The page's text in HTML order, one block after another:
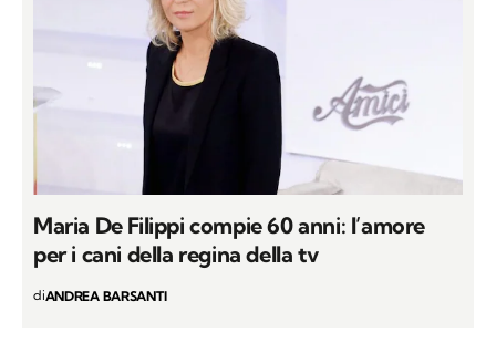
Maria De Filippi compie 60 anni: l’amore
per i cani della regina della tv
diANDREA BARSANTI